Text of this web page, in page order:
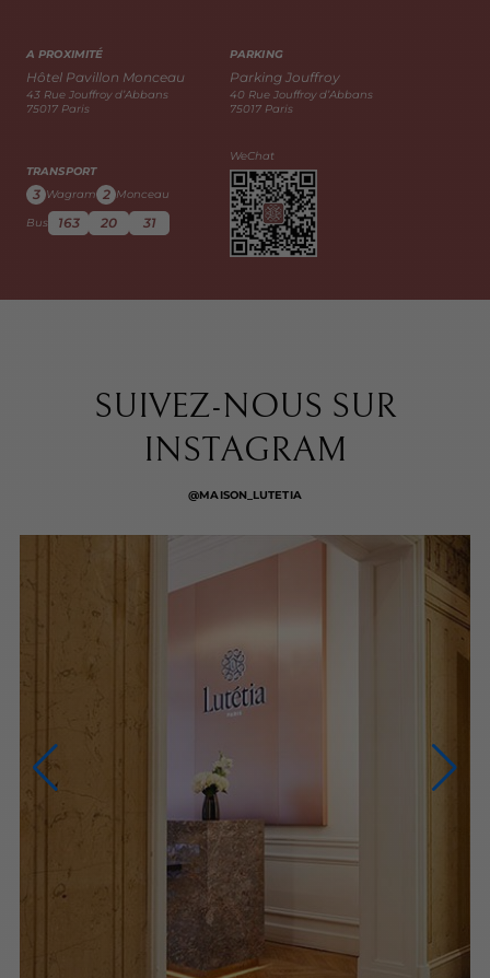
A PROXIMITÉ
Hôtel Pavillon Monceau
43 Rue Jouffroy d’Abbans
75017 Paris
PARKING
Parking Jouffroy
40 Rue Jouffroy d’Abbans
75017 Paris
TRANSPORT
3 Wagram 2 Monceau
Bus
163 20 31
WeChat
SUIVEZ-NOUS SUR
INSTAGRAM
@MAISON_LUTETIA
NOUS CONTACTER
NOUS APPELER
du lundi au samedi (9h-20h)
NOUS ÉCRIRE
Via le formulaire de contact